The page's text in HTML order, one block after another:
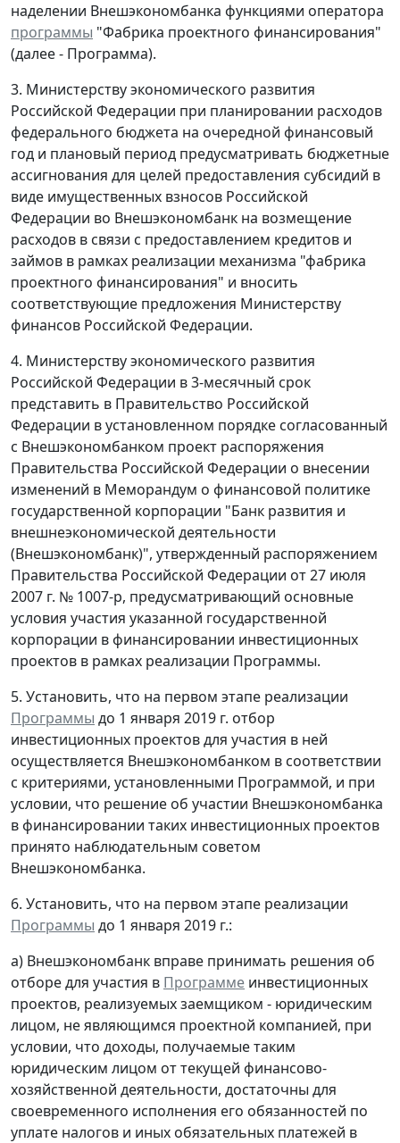
наделении Внешэкономбанка функциями оператора
программы "Фабрика проектного финансирования"
(далее - Программа).
3. Министерству экономического развития
Российской Федерации при планировании расходов
федерального бюджета на очередной финансовый
год и плановый период предусматривать бюджетные
ассигнования для целей предоставления субсидий в
виде имущественных взносов Российской
Федерации во Внешэкономбанк на возмещение
расходов в связи с предоставлением кредитов и
займов в рамках реализации механизма "фабрика
проектного финансирования" и вносить
соответствующие предложения Министерству
финансов Российской Федерации.
4. Министерству экономического развития
Российской Федерации в 3-месячный срок
представить в Правительство Российской
Федерации в установленном порядке согласованный
с Внешэкономбанком проект распоряжения
Правительства Российской Федерации о внесении
изменений в Меморандум о финансовой политике
государственной корпорации "Банк развития и
внешнеэкономической деятельности
(Внешэкономбанк)", утвержденный распоряжением
Правительства Российской Федерации от 27 июля
2007 г. № 1007-р, предусматривающий основные
условия участия указанной государственной
корпорации в финансировании инвестиционных
проектов в рамках реализации Программы.
5. Установить, что на первом этапе реализации
Программы до 1 января 2019 г. отбор
инвестиционных проектов для участия в ней
осуществляется Внешэкономбанком в соответствии
с критериями, установленными Программой, и при
условии, что решение об участии Внешэкономбанка
в финансировании таких инвестиционных проектов
принято наблюдательным советом
Внешэкономбанка.
6. Установить, что на первом этапе реализации
Программы до 1 января 2019 г.:
а) Внешэкономбанк вправе принимать решения об
отборе для участия в Программе инвестиционных
проектов, реализуемых заемщиком - юридическим
лицом, не являющимся проектной компанией, при
условии, что доходы, получаемые таким
юридическим лицом от текущей финансово-
хозяйственной деятельности, достаточны для
своевременного исполнения его обязанностей по
уплате налогов и иных обязательных платежей в